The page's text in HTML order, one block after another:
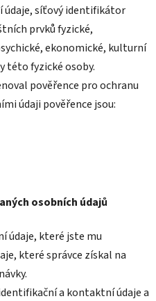
údaje, síťový identifikátor
prvků fyzické,
ekonomické, kulturní
této fyzické osoby.
pověřence pro ochranu
údaji pověřence jsou:
osobních údajů
údaje, které jste mu
které správce získal na
a kontaktní údaje a